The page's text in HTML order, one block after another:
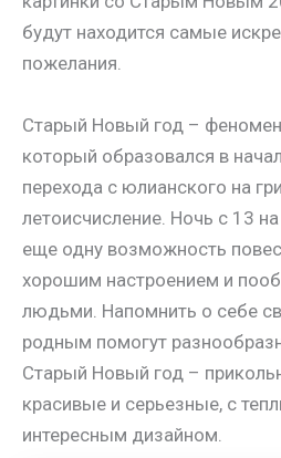
будут находится самые
пожелания.
Старый Новый год –
который образовался в
перехода с юлианского на
летоисчисление. Ночь с 13
еще одну возможность
хорошим настроением и
людьми. Напомнить о себе
родным помогут
Старый Новый год –
красивые и серьезные, с
интересным дизайном.